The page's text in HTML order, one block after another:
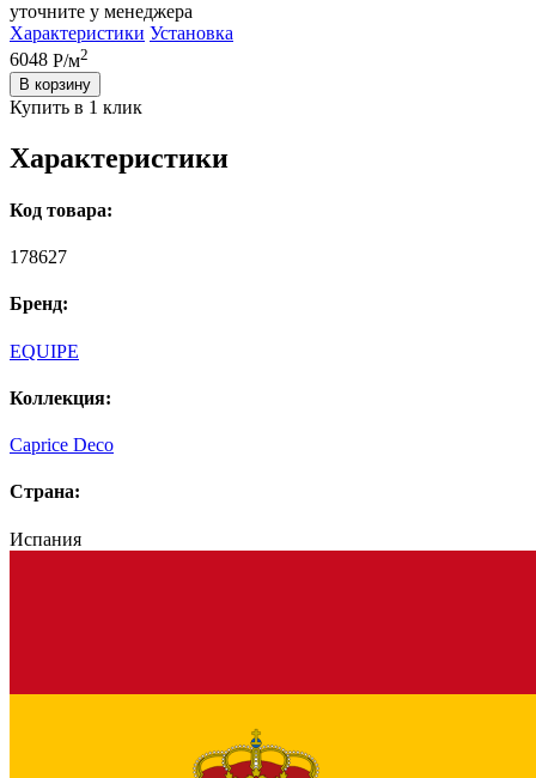
уточните у менеджера
Характеристики Установка
6048 Р/м2
В корзину
Купить в 1 клик
Характеристики
Код товара:
178627
Бренд:
EQUIPE
Коллекция:
Caprice Deco
Страна:
Испания